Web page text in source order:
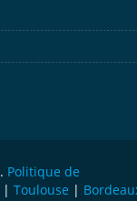
. Politique de
| Toulouse |